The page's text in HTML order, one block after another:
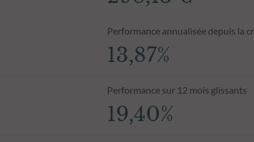
Performance annualisée depuis la
13,87%
Performance sur 12 mois glissants
19,40%